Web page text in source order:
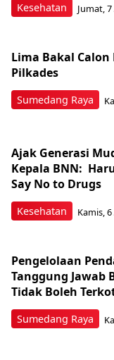
Kesehatan Jumat,
Sumedang Raya
Lima Bakal
Pilkades
Kesehatan
Ajak Generasi
Kepala BNN:
Say No to Drugs
Kamis,
Sumedang Raya
Pengelolaan
Tanggung Jawab
Tidak Boleh